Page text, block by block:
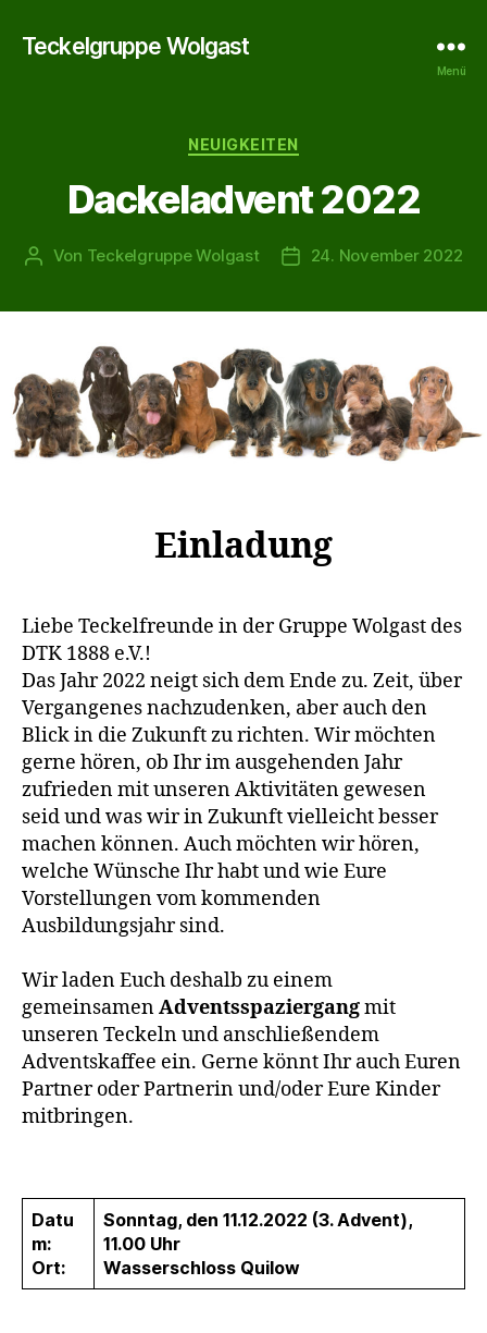
Teckelgruppe Wolgast
Menü
Kategorien
NEUIGKEITEN
Dackeladvent 2022
Beitragsautor
Von Teckelgruppe Wolgast Veröffentlichungsdatum
24. November 2022
Einladung
Liebe Teckelfreunde in der Gruppe Wolgast des
DTK 1888 e.V.!
Das Jahr 2022 neigt sich dem Ende zu. Zeit, über
Vergangenes nachzudenken, aber auch den
Blick in die Zukunft zu richten. Wir möchten
gerne hören, ob Ihr im ausgehenden Jahr
zufrieden mit unseren Aktivitäten gewesen
seid und was wir in Zukunft vielleicht besser
machen können. Auch möchten wir hören,
welche Wünsche Ihr habt und wie Eure
Vorstellungen vom kommenden
Ausbildungsjahr sind.
Wir laden Euch deshalb zu einem
gemeinsamenAdventsspaziergangmit
unseren Teckeln und anschließendem
Adventskaffee ein. Gerne könnt Ihr auch Euren
Partner oder Partnerin und/oder Eure Kinder
mitbringen.
Datu
m:
Ort:
Sonntag, den 11.12.2022 (3. Advent),
11.00 Uhr
Wasserschloss Quilow